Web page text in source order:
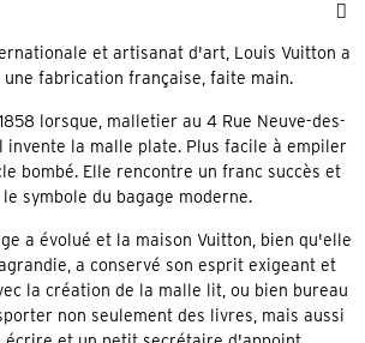
et artisanat d'art, Louis Vuitton a
fabrication française, faite main.
lorsque, malletier au 4 Rue Neuve-des-
invente la malle plate. Plus facile à empiler
bombé. Elle rencontre un franc succès et
symbole du bagage moderne.
a évolué et la maison Vuitton, bien qu'elle
a conservé son esprit exigeant et
la création de la malle lit, ou bien bureau
non seulement des livres, mais aussi